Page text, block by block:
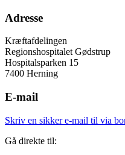
Adresse
Kræftafdelingen
Regionshospitalet Gødstrup
Hospitalsparken 15
7400 Herning
E-mail
Skriv en sikker e-mail til via
Gå direkte til: